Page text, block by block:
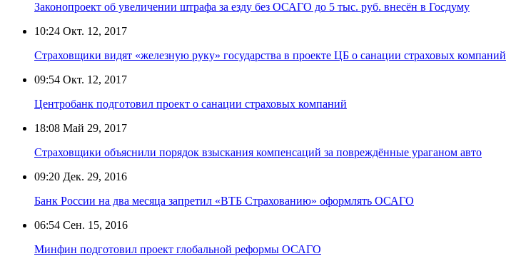
Законопроект об увеличении штрафа за езду без ОСАГО до 5 тыс. руб. внесён в Госдуму
10:24 Окт. 12, 2017
Страховщики видят «железную руку» государства в проекте ЦБ о санации страховых компаний
09:54 Окт. 12, 2017
Центробанк подготовил проект о санации страховых компаний
18:08 Май 29, 2017
Страховщики объяснили порядок взыскания компенсаций за повреждённые ураганом авто
09:20 Дек. 29, 2016
Банк России на два месяца запретил «ВТБ Страхованию» оформлять ОСАГО
06:54 Сен. 15, 2016
Минфин подготовил проект глобальной реформы ОСАГО